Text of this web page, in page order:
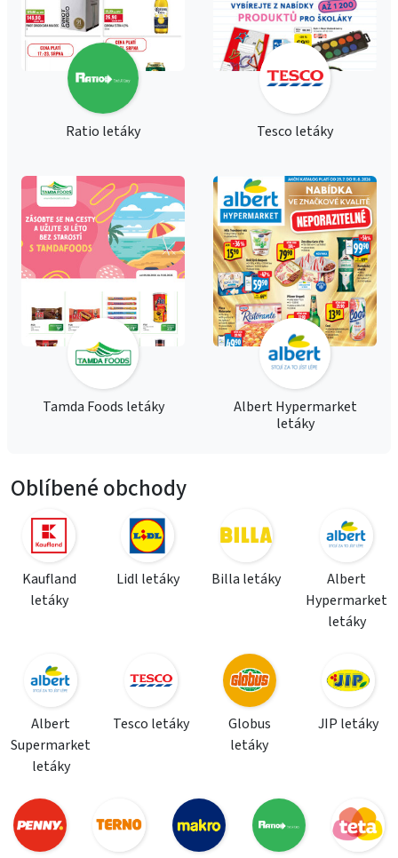
Ratio letáky Tesco letáky
Tamda Foods letáky
Albert Hypermarket
letáky
Oblíbené obchody
Kaufland
letáky
Lidl letáky Billa letáky
Albert
Hypermarket
letáky
Albert
Supermarket
letáky
Tesco letáky
Globus
letáky
JIP letáky